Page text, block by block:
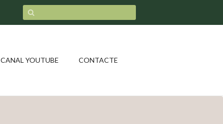
CANAL YOUTUBE CONTACTE